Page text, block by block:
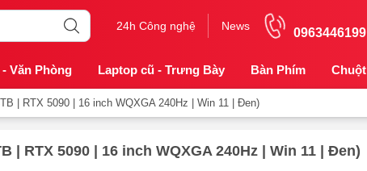
24h Công nghệ News 0963446199
Văn Phòng Laptop cũ - Trưng Bày Bàn Phím Chuột
| RTX 5090 | 16 inch WQXGA 240Hz | Win 11 | Đen)
| RTX 5090 | 16 inch WQXGA 240Hz | Win 11 | Đen)